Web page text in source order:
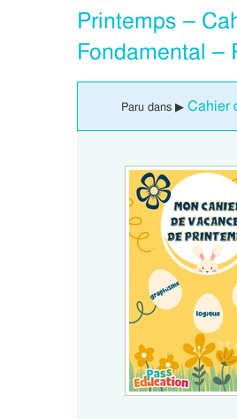
Printemps –
Fondamental –
Paru dans ▶ Cahier